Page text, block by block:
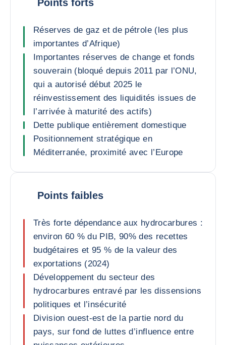
Points forts
Réserves de gaz et de pétrole (les plus
importantes d’Afrique)
Importantes réserves de change et fonds
souverain (bloqué depuis 2011 par l’ONU,
qui a autorisé début 2025 le
réinvestissement des liquidités issues de
l’arrivée à maturité des actifs)
Dette publique entièrement domestique
Positionnement stratégique en
Méditerranée, proximité avec l’Europe
Points faibles
Très forte dépendance aux hydrocarbures :
environ 60 % du PIB, 90% des recettes
budgétaires et 95 % de la valeur des
exportations (2024)
Développement du secteur des
hydrocarbures entravé par les dissensions
politiques et l’insécurité
Division ouest-est de la partie nord du
pays, sur fond de luttes d’influence entre